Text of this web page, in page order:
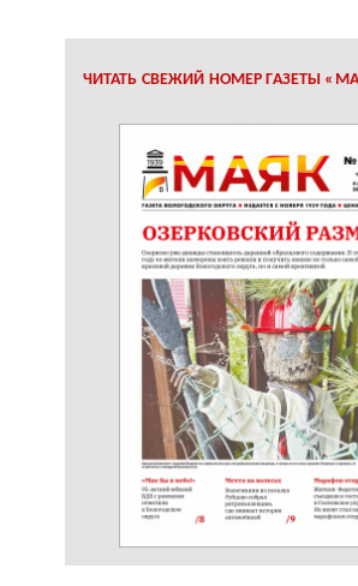
ЧИТАТЬ СВЕЖИЙ НОМЕР ГАЗЕТЫ